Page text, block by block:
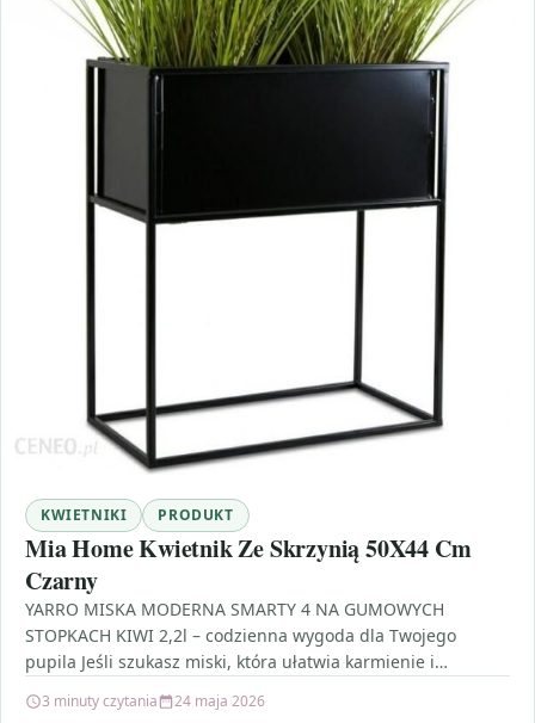
KWIETNIKI PRODUKT
Mia Home Kwietnik Ze Skrzynią 50X44 Cm
Czarny
YARRO MISKA MODERNA SMARTY 4 NA GUMOWYCH
STOPKACH KIWI 2,2l – codzienna wygoda dla Twojego
pupila Jeśli szukasz miski, która ułatwia karmienie i
3 minuty czytania 24 maja 2026